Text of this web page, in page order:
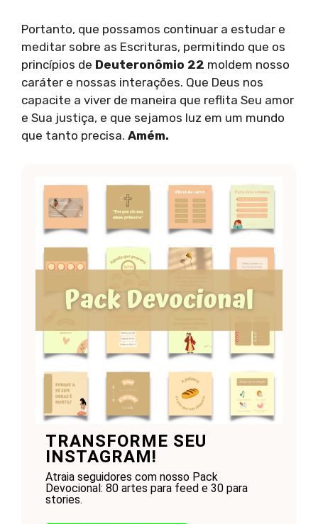
Portanto, que possamos continuar a estudar e
meditar sobre as Escrituras, permitindo que os
princípios de Deuteronômio 22 moldem nosso
caráter e nossas interações. Que Deus nos
capacite a viver de maneira que reflita Seu amor
e Sua justiça, e que sejamos luz em um mundo
que tanto precisa. Amém.
TRANSFORME SEU
INSTAGRAM!
Atraia seguidores com nosso Pack
Devocional: 80 artes para feed e 30 para
stories.